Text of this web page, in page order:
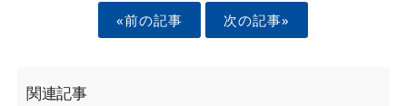
«前の記事 次の記事»
関連記事